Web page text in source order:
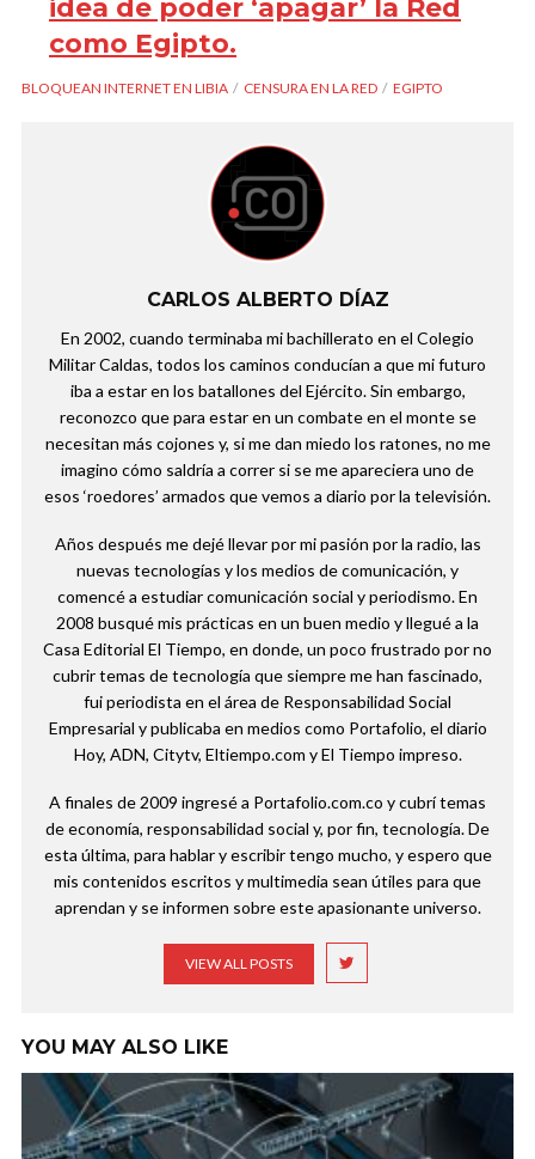
idea de poder ‘apagar’ la Red
como Egipto.
BLOQUEAN INTERNET EN LIBIA CENSURA EN LA RED EGIPTO
CARLOS ALBERTO DÍAZ
En 2002, cuando terminaba mi bachillerato en el Colegio
Militar Caldas, todos los caminos conducían a que mi futuro
iba a estar en los batallones del Ejército. Sin embargo,
reconozco que para estar en un combate en el monte se
necesitan más cojones y, si me dan miedo los ratones, no me
imagino cómo saldría a correr si se me apareciera uno de
esos ‘roedores’ armados que vemos a diario por la televisión.
Años después me dejé llevar por mi pasión por la radio, las
nuevas tecnologías y los medios de comunicación, y
comencé a estudiar comunicación social y periodismo. En
2008 busqué mis prácticas en un buen medio y llegué a la
Casa Editorial El Tiempo, en donde, un poco frustrado por no
cubrir temas de tecnología que siempre me han fascinado,
fui periodista en el área de Responsabilidad Social
Empresarial y publicaba en medios como Portafolio, el diario
Hoy, ADN, Citytv, Eltiempo.com y El Tiempo impreso.
A finales de 2009 ingresé a Portafolio.com.co y cubrí temas
de economía, responsabilidad social y, por fin, tecnología. De
esta última, para hablar y escribir tengo mucho, y espero que
mis contenidos escritos y multimedia sean útiles para que
aprendan y se informen sobre este apasionante universo.
VIEW ALL POSTS
YOU MAY ALSO LIKE